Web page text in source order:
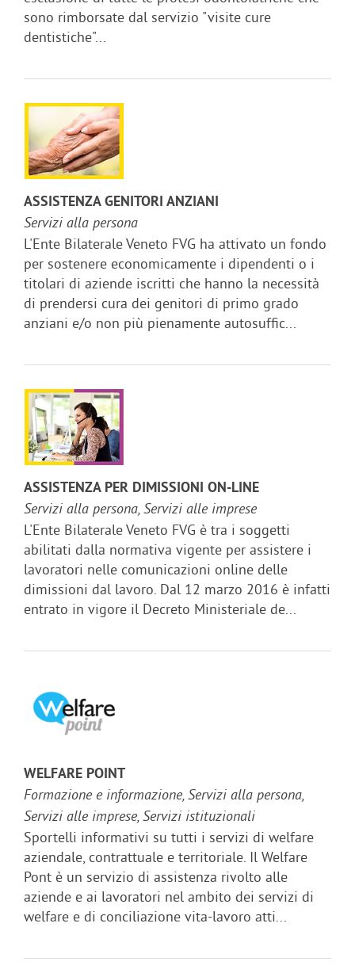
sono rimborsate dal servizio "visite cure
dentistiche"...
ASSISTENZA GENITORI ANZIANI
Servizi alla persona
L'Ente Bilaterale Veneto FVG ha attivato un fondo
per sostenere economicamente i dipendenti o i
titolari di aziende iscritti che hanno la necessità
di prendersi cura dei genitori di primo grado
anziani e/o non più pienamente autosuffic...
ASSISTENZA PER DIMISSIONI ON-LINE
Servizi alla persona, Servizi alle imprese
L'Ente Bilaterale Veneto FVG è tra i soggetti
abilitati dalla normativa vigente per assistere i
lavoratori nelle comunicazioni online delle
dimissioni dal lavoro. Dal 12 marzo 2016 è infatti
entrato in vigore il Decreto Ministeriale de...
WELFARE POINT
Formazione e informazione, Servizi alla persona,
Servizi alle imprese, Servizi istituzionali
Sportelli informativi su tutti i servizi di welfare
aziendale, contrattuale e territoriale. Il Welfare
Pont è un servizio di assistenza rivolto alle
aziende e ai lavoratori nel ambito dei servizi di
welfare e di conciliazione vita-lavoro atti...